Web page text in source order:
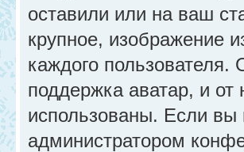
оставили или на ваш
крупное, изображение
каждого пользователя.
поддержка аватар, и от
использованы. Если вы
администратором